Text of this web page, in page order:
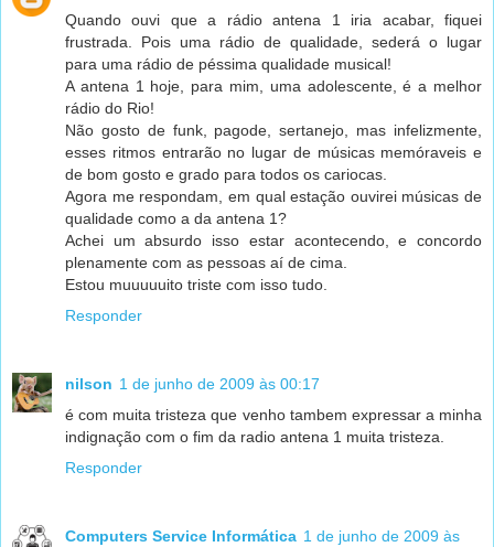
Quando ouvi que a rádio antena 1 iria acabar, fiquei
frustrada. Pois uma rádio de qualidade, sederá o lugar
para uma rádio de péssima qualidade musical!
A antena 1 hoje, para mim, uma adolescente, é a melhor
rádio do Rio!
Não gosto de funk, pagode, sertanejo, mas infelizmente,
esses ritmos entrarão no lugar de músicas memóraveis e
de bom gosto e grado para todos os cariocas.
Agora me respondam, em qual estação ouvirei músicas de
qualidade como a da antena 1?
Achei um absurdo isso estar acontecendo, e concordo
plenamente com as pessoas aí de cima.
Estou muuuuuito triste com isso tudo.
Responder
nilson 1 de junho de 2009 às 00:17
é com muita tristeza que venho tambem expressar a minha
indignação com o fim da radio antena 1 muita tristeza.
Responder
Computers Service Informática 1 de junho de 2009 às